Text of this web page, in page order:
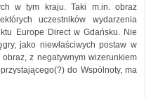
w tym kraju. Taki m.in. obraz
uczestników wydarzenia
Europe Direct w Gdańsku. Nie
jako niewłaściwych postaw w
z negatywnym wizerunkiem
do Wspólnoty, ma